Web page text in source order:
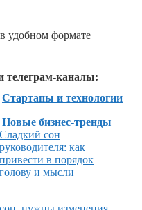
удобном формате
телеграм-каналы:
Стартапы и технологии
Новые бизнес-тренды
Сладкий сон
руководителя: как
привести в порядок
голову и мысли